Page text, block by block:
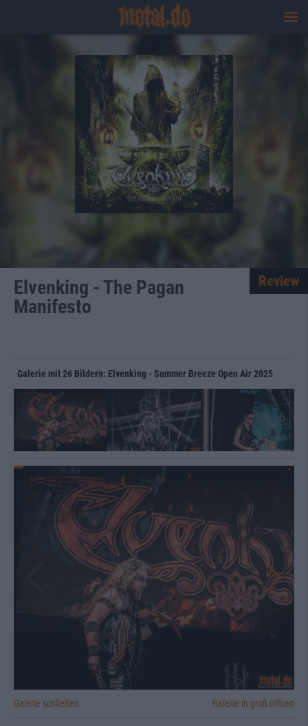
Elvenking - The Pagan
Manifesto
Review
Galerie mit 26 Bildern: Elvenking - Summer Breeze Open Air 2025
Galerie schließen Galerie in groß öffnen